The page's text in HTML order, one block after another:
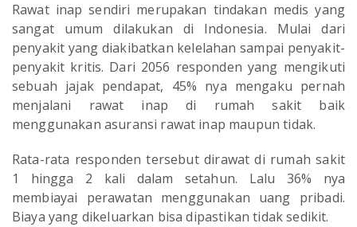
Rawat inap sendiri merupakan tindakan medis yang
sangat umum dilakukan di Indonesia. Mulai dari
penyakit yang diakibatkan kelelahan sampai penyakit-
penyakit kritis. Dari 2056 responden yang mengikuti
sebuah jajak pendapat, 45% nya mengaku pernah
menjalani rawat inap di rumah sakit baik
menggunakan asuransi rawat inap maupun tidak.
Rata-rata responden tersebut dirawat di rumah sakit
1 hingga 2 kali dalam setahun. Lalu 36% nya
membiayai perawatan menggunakan uang pribadi.
Biaya yang dikeluarkan bisa dipastikan tidak sedikit.